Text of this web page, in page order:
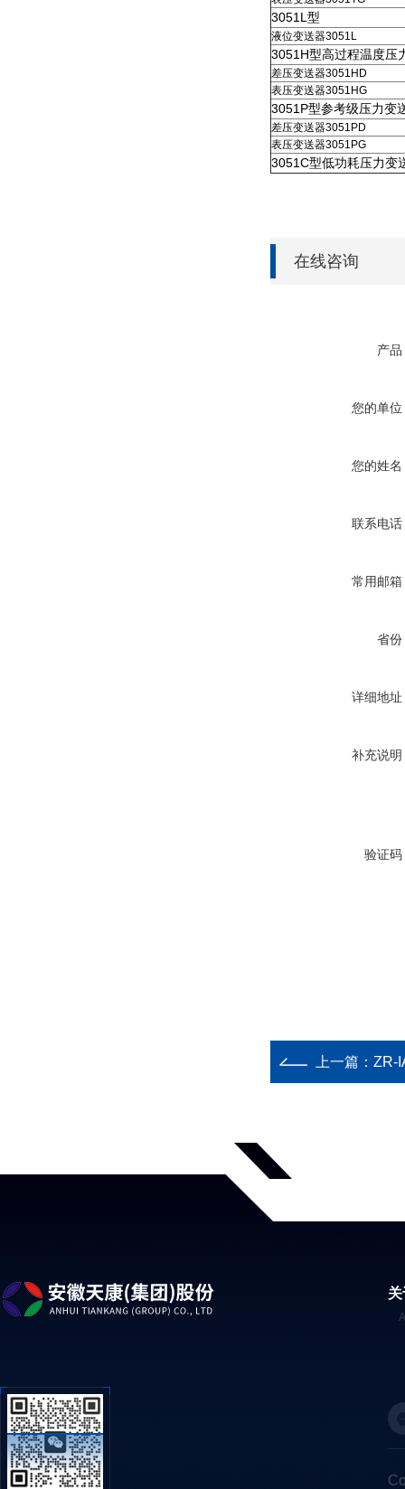
3051L型
液位变送器3051L
3051H型高过程温度压
差压变送器3051HD
表压变送器3051HG
3051P型参考级压力变
差压变送器3051PD
表压变送器3051PG
3051C型低功耗压力变
在线咨询
产品
您的单位
您的姓名
联系电话
常用邮箱
省份
详细地址
补充说明
验证码
上一篇： ZR-